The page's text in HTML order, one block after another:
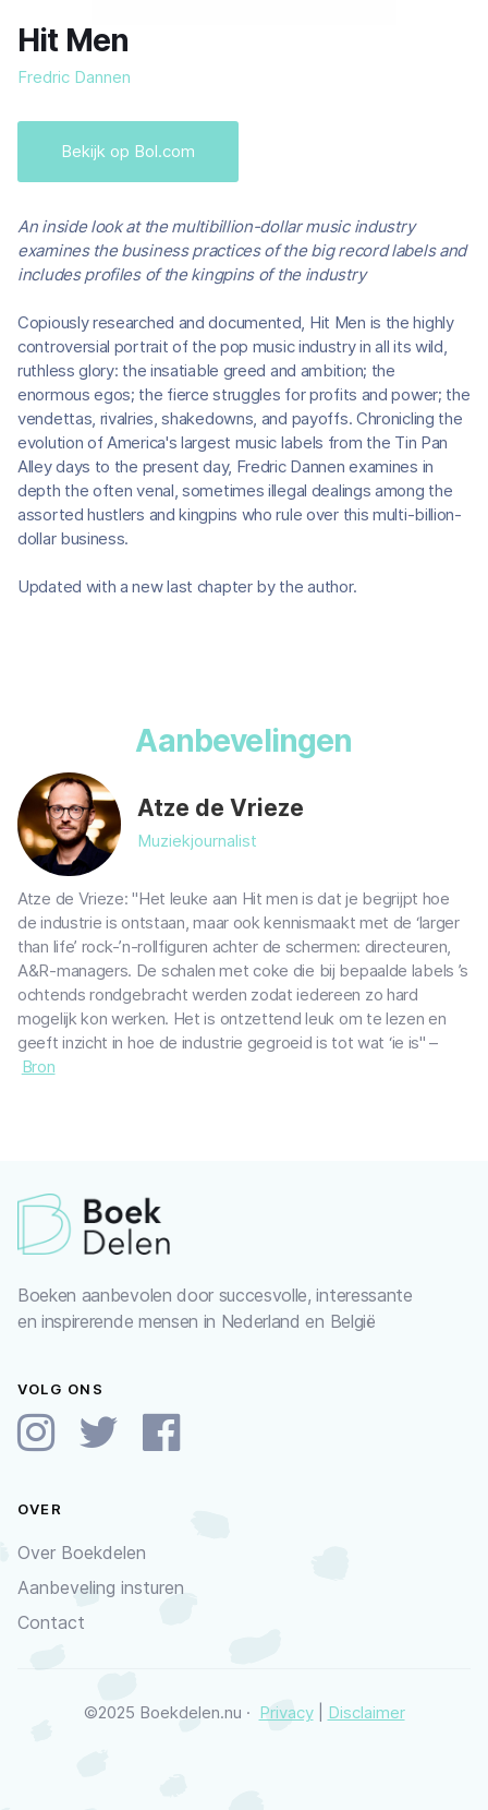
Hit Men
Fredric Dannen
Bekijk op Bol.com
An inside look at the multibillion-dollar music industry
examines the business practices of the big record labels and
includes profiles of the kingpins of the industry
Copiously researched and documented, Hit Men is the highly
controversial portrait of the pop music industry in all its wild,
ruthless glory: the insatiable greed and ambition; the
enormous egos; the fierce struggles for profits and power; the
vendettas, rivalries, shakedowns, and payoffs. Chronicling the
evolution of America's largest music labels from the Tin Pan
Alley days to the present day, Fredric Dannen examines in
depth the often venal, sometimes illegal dealings among the
assorted hustlers and kingpins who rule over this multi-billion-
dollar business.
Updated with a new last chapter by the author.
Aanbevelingen
Atze de Vrieze
Muziekjournalist
Atze de Vrieze: "Het leuke aan Hit men is dat je begrijpt hoe
de industrie is ontstaan, maar ook kennismaakt met de ‘larger
than life’ rock-’n-rollfiguren achter de schermen: directeuren,
A&R-managers. De schalen met coke die bij bepaalde labels ’s
ochtends rondgebracht werden zodat iedereen zo hard
mogelijk kon werken. Het is ontzettend leuk om te lezen en
geeft inzicht in hoe de industrie gegroeid is tot wat ‘ie is" –
Bron
Boeken aanbevolen door succesvolle, interessante
en inspirerende mensen in Nederland en België
VOLG ONS
OVER
Over Boekdelen
Aanbeveling insturen
Contact
©2025 Boekdelen.nu · Privacy| Disclaimer